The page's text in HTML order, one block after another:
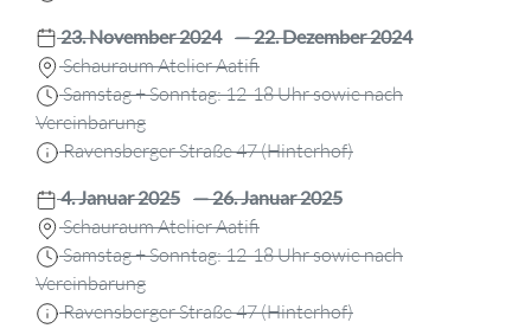
23. November 2024 — 22. Dezember 2024
Schauraum Atelier Aatifi
Samstag + Sonntag: 12-18 Uhr sowie nach
Vereinbarung
Ravensberger Straße 47 (Hinterhof)
4. Januar 2025 — 26. Januar 2025
Schauraum Atelier Aatifi
Samstag + Sonntag: 12-18 Uhr sowie nach
Vereinbarung
Ravensberger Straße 47 (Hinterhof)